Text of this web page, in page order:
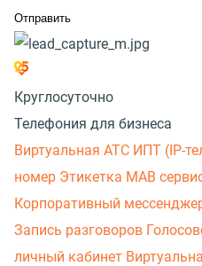
Круглосуточно
Телефония для бизнеса
Виртуальная АТС ИПТ (IP-
номер Этикетка МАВ
Корпоративный
Запись разговоров
личный кабинет